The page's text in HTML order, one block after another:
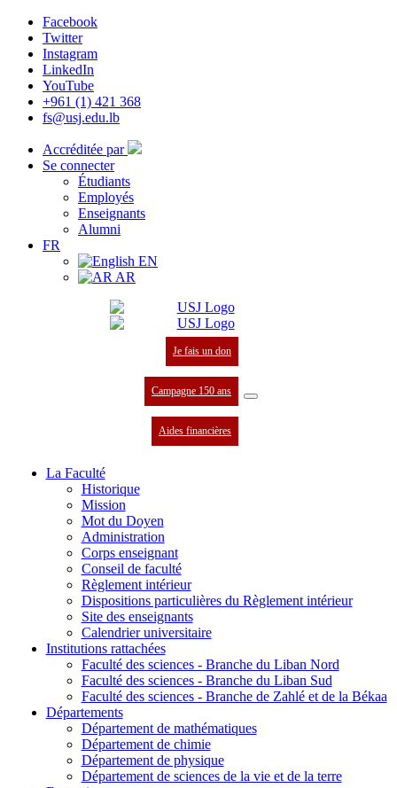
Facebook
Twitter
Instagram
LinkedIn
YouTube
+961 (1) 421 368
fs@usj.edu.lb
Accréditée par
Se connecter
Étudiants
Employés
Enseignants
Alumni
FR
EN
AR
Je fais un don
Campagne 150 ans
Aides financières
La Faculté
Historique
Mission
Mot du Doyen
Administration
Corps enseignant
Conseil de faculté
Règlement intérieur
Dispositions particulières du Règlement intérieur
Site des enseignants
Calendrier universitaire
Institutions rattachées
Faculté des sciences - Branche du Liban Nord
Faculté des sciences - Branche du Liban Sud
Faculté des sciences - Branche de Zahlé et de la Békaa
Départements
Département de mathématiques
Département de chimie
Département de physique
Département de sciences de la vie et de la terre